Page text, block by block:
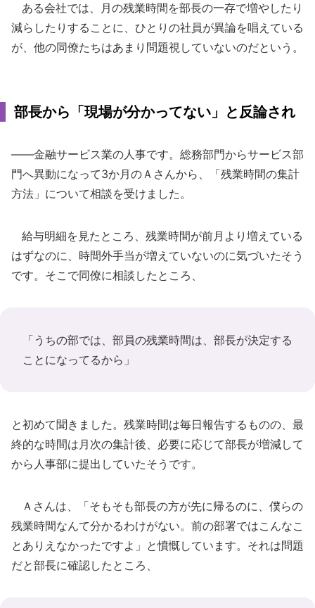
ある会社では、月の残業時間を部長の一存で増やしたり
減らしたりすることに、ひとりの社員が異論を唱えている
が、他の同僚たちはあまり問題視していないのだという。
部長から「現場が分かってない」と反論され
――金融サービス業の人事です。総務部門からサービス部
門へ異動になって3か月のＡさんから、「残業時間の集計
方法」について相談を受けました。
給与明細を見たところ、残業時間が前月より増えている
はずなのに、時間外手当が増えていないのに気づいたそう
です。そこで同僚に相談したところ、
「うちの部では、部員の残業時間は、部長が決定する
ことになってるから」
と初めて聞きました。残業時間は毎日報告するものの、最
終的な時間は月次の集計後、必要に応じて部長が増減して
から人事部に提出していたそうです。
Ａさんは、「そもそも部長の方が先に帰るのに、僕らの
残業時間なんて分かるわけがない。前の部署ではこんなこ
とありえなかったですよ」と憤慨しています。それは問題
だと部長に確認したところ、